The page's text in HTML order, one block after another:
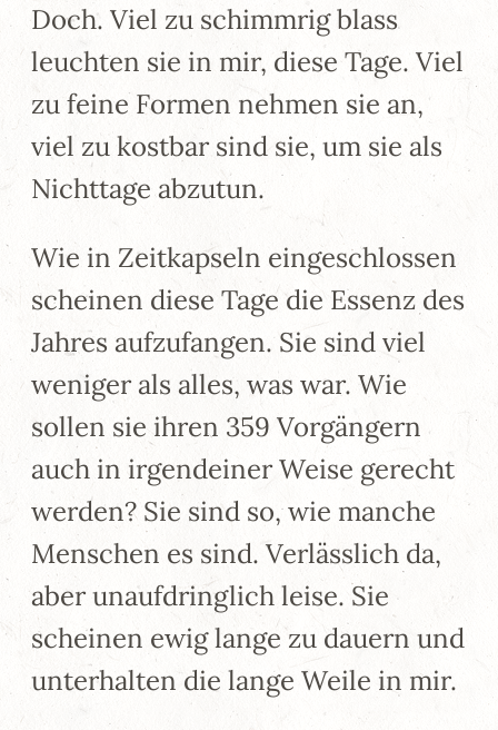
Doch. Viel zu schimmrig blass
leuchten sie in mir, diese Tage. Viel
zu feine Formen nehmen sie an,
viel zu kostbar sind sie, um sie als
Nichttage abzutun.
Wie in Zeitkapseln eingeschlossen
scheinen diese Tage die Essenz des
Jahres aufzufangen. Sie sind viel
weniger als alles, was war. Wie
sollen sie ihren 359 Vorgängern
auch in irgendeiner Weise gerecht
werden? Sie sind so, wie manche
Menschen es sind. Verlässlich da,
aber unaufdringlich leise. Sie
scheinen ewig lange zu dauern und
unterhalten die lange Weile in mir.